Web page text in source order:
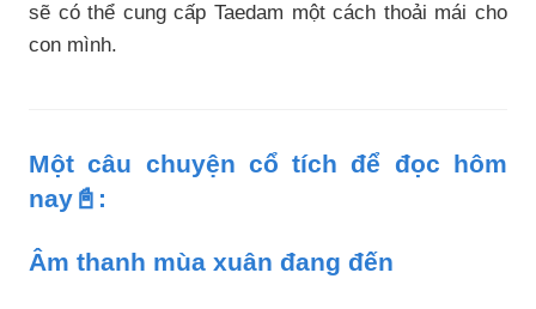
sẽ có thể cung cấp Taedam một cách thoải mái cho
con mình.
Một câu chuyện cổ tích để đọc hôm
nay📓:
Âm thanh mùa xuân đang đến